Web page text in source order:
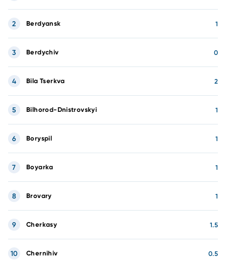
Berdyansk 1
2
Berdychiv 0
3
Bila Tserkva 2
4
Bilhorod-Dnistrovskyi 1
5
Boryspil 1
6
Boyarka 1
7
Brovary 1
8
Cherkasy 1.5
9
Chernihiv 0.5
10